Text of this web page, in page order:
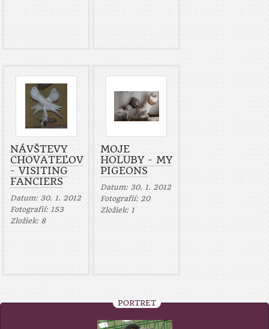
NÁVŠTEVY
CHOVATEĽOV
- VISITING
FANCIERS
Datum: 30. 1. 2012
Fotografií: 153
Zložiek: 8
MOJE
HOLUBY - MY
PIGEONS
Datum: 30. 1. 2012
Fotografií: 20
Zložiek: 1
PORTRÉT